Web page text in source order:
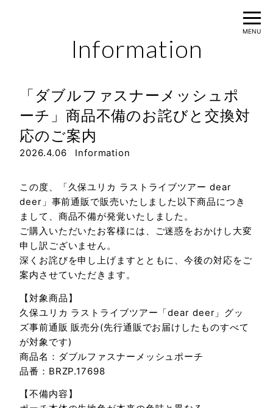
Information
Movie
Discography
Live
MENU
Information
「ダブルファスナーメッシュポ
ーチ」商品不備のお詫びと交換対
応のご案内
2026.4.06 Information
この度、「久保ユリカ ラストライブツアー dear
deer」事前通販で販売いたしました以下商品につき
まして、商品不備が発覚いたしました。
ご購入いただいたお客様には、ご迷惑をおかけし大変
申し訳ございません。
深くお詫びを申し上げますとともに、今後の対応をご
案内させていただきます。
【対象商品】
久保ユリカ ラストライブツアー「dear deer」グッ
ズ事前通販 販売分(先行通販でお届けしたものすべて
が対象です)
商品名：ダブルファスナーメッシュポーチ
品番：BRZP.17698
【不備内容】